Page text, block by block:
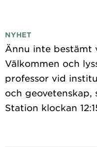
NYHET
Ännu inte bestämt
Välkommen och
professor vid
och geovetenskap,